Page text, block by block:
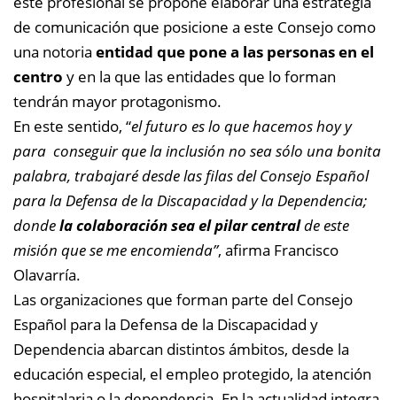
de comunicación que posicione a este Consejo como
una notoria entidad que pone a las personas en el
centro y en la que las entidades que lo forman
tendrán mayor protagonismo.
En este sentido, “el futuro es lo que hacemos hoy y
para conseguir que la inclusión no sea sólo una bonita
palabra, trabajaré desde las filas del Consejo Español
para la Defensa de la Discapacidad y la Dependencia;
dondela colaboración sea el pilar centralde este
misión que se me encomienda”, afirma Francisco
Olavarría.
Las organizaciones que forman parte del Consejo
Español para la Defensa de la Discapacidad y
Dependencia abarcan distintos ámbitos, desde la
educación especial, el empleo protegido, la atención